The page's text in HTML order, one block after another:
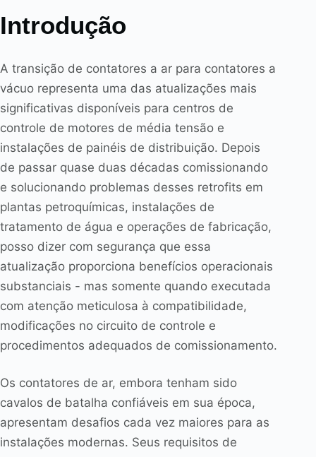
Introdução
A transição de contatores a ar para contatores a
vácuo representa uma das atualizações mais
significativas disponíveis para centros de
controle de motores de média tensão e
instalações de painéis de distribuição. Depois
de passar quase duas décadas comissionando
e solucionando problemas desses retrofits em
plantas petroquímicas, instalações de
tratamento de água e operações de fabricação,
posso dizer com segurança que essa
atualização proporciona benefícios operacionais
substanciais - mas somente quando executada
com atenção meticulosa à compatibilidade,
modificações no circuito de controle e
procedimentos adequados de comissionamento.
Os contatores de ar, embora tenham sido
cavalos de batalha confiáveis em sua época,
apresentam desafios cada vez maiores para as
instalações modernas. Seus requisitos de